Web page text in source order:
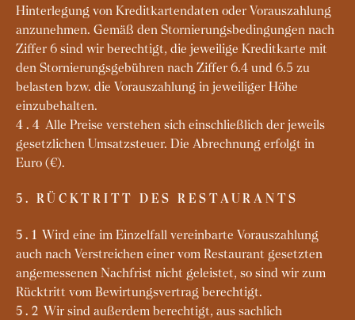
Hinterlegung von Kreditkartendaten oder Vorauszahlung
anzunehmen. Gemäß den Stornierungsbedingungen nach
Ziffer 6 sind wir berechtigt, die jeweilige Kreditkarte mit
den Stornierungsgebühren nach Ziffer 6.4 und 6.5 zu
belasten bzw. die Vorauszahlung in jeweiliger Höhe
einzubehalten.
4.4 Alle Preise verstehen sich einschließlich der jeweils
gesetzlichen Umsatzsteuer. Die Abrechnung erfolgt in
Euro (€).
5. RÜCKTRITT DES RESTAURANTS
5.1 Wird eine im Einzelfall vereinbarte Vorauszahlung
auch nach Verstreichen einer vom Restaurant gesetzten
angemessenen Nachfrist nicht geleistet, so sind wir zum
Rücktritt vom Bewirtungsvertrag berechtigt.
5.2 Wir sind außerdem berechtigt, aus sachlich